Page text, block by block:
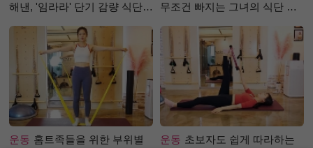
해낸, '임라라' 단기 감량 식단
무조건 빠지는 그녀의 식단 정
운동 홈트족들을 위한 부위별
운동 초보자도 쉽게 따라하는